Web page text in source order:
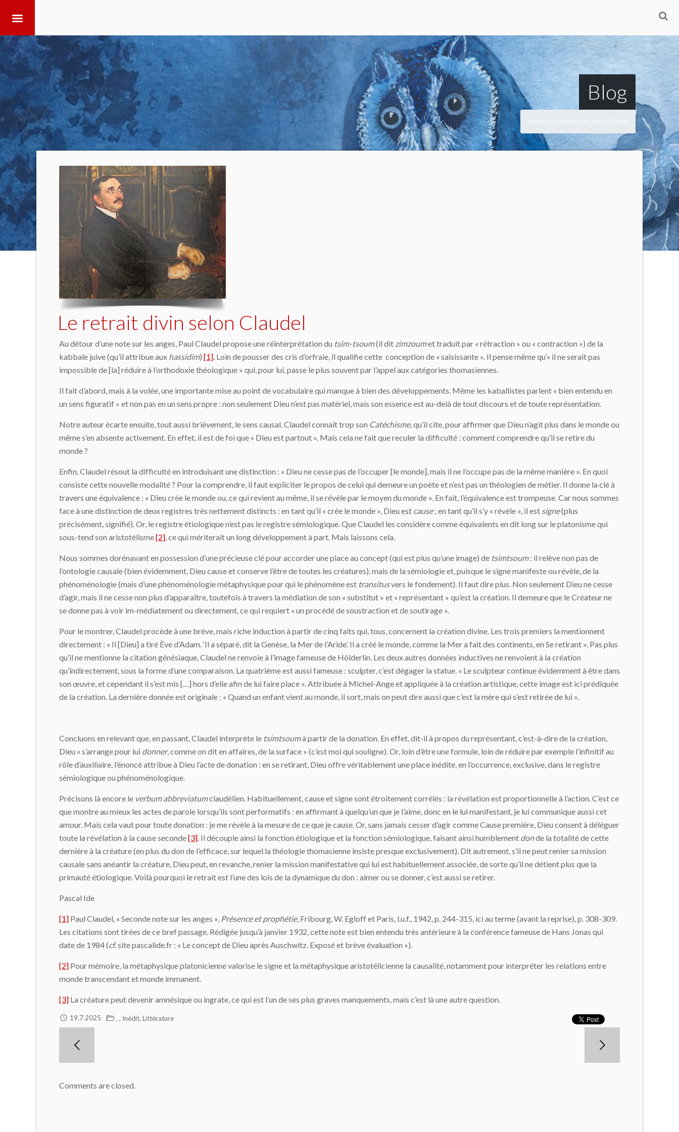
Blog
Le retrait divin selon Claudel
Au détour d’une note sur les anges, Paul Claudel propose une réinterprétation du tsim-tsoum(il dit zimzoumet traduit par « rétraction » ou « contraction ») de la
kabbale juive (qu’il attribue aux hassidim) [1]. Loin de pousser des cris d’orfraie, il qualifie cette conception de « saisissante ». Il pense même qu’« il ne serait pas
impossible de [la] réduire à l’orthodoxie théologique » qui, pour lui, passe le plus souvent par l’appel aux catégories thomasiennes.
Il fait d’abord, mais à la volée, une importante mise au point de vocabulaire qui manque à bien des développements. Même les kaballistes parlent « bien entendu en
un sens figuratif » et non pas en un sens propre : non seulement Dieu n’est pas matériel, mais son essence est au-delà de tout discours et de toute représentation.
Notre auteur écarte ensuite, tout aussi brièvement, le sens causal. Claudel connaît trop son Catéchisme, qu’il cite, pour affirmer que Dieu n’agit plus dans le monde ou
même s’en absente activement. En effet, il est de foi que « Dieu est partout ». Mais cela ne fait que reculer la difficulté : comment comprendre qu’il se retire du
monde ?
Enfin, Claudel résout la difficulté en introduisant une distinction : « Dieu ne cesse pas de l’occuper [le monde], mais il ne l’occupe pas de la même manière ». En quoi
consiste cette nouvelle modalité ? Pour la comprendre, il faut expliciter le propos de celui qui demeure un poète et n’est pas un théologien de métier. Il donne la clé à
travers une équivalence : « Dieu crée le monde ou, ce qui revient au même, il se révèle par le moyen du monde ». En fait, l’équivalence est trompeuse. Car nous sommes
face à une distinction de deux registres très nettement distincts : en tant qu’il « crée le monde », Dieu est cause; en tant qu’il s’y « révèle », il est signe(plus
précisément, signifié). Or, le registre étiologique n’est pas le registre sémiologique. Que Claudel les considère comme équivalents en dit long sur le platonisme qui
sous-tend son aristotélisme[2], ce qui mériterait un long développement à part. Mais laissons cela.
Nous sommes dorénavant en possession d’une précieuse clé pour accorder une place au concept (qui est plus qu’une image) de tsimtsoum: il relève non pas de
l’ontologie causale (bien évidemment, Dieu cause et conserve l’être de toutes les créatures), mais de la sémiologie et, puisque le signe manifeste ou révèle, de la
phénoménologie (mais d’une phénoménologie métaphysique pour qui le phénomène est transitusvers le fondement). Il faut dire plus. Non seulement Dieu ne cesse
d’agir, mais il ne cesse non plus d’apparaître, toutefois à travers la médiation de son « substitut » et « représentant » qu’est la création. Il demeure que le Créateur ne
se donne pas à voir im-médiatement ou directement, ce qui requiert « un procédé de soustraction et de soutirage ».
Pour le montrer, Claudel procède à une brève, mais riche induction à partir de cinq faits qui, tous, concernent la création divine. Les trois premiers la mentionnent
directement : « Il [Dieu] a tiré Ève d’Adam. ‘Il a séparé, dit la Genèse, la Mer de l’Aride’. Il a créé le monde, comme la Mer a fait des continents, en Se retirant ». Pas plus
qu’il ne mentionne la citation génésiaque, Claudel ne renvoie à l’image fameuse de Hölderlin. Les deux autres données inductives ne renvoient à la création
qu’indirectement, sous la forme d’une comparaison. La quatrième est aussi fameuse : sculpter, c’est dégager la statue. « Le sculpteur continue évidemment à être dans
son œuvre, et cependant il s’est mis […] hors d’elle afin de lui faire place ». Attribuée à Michel-Ange et appliquée à la création artistique, cette image est ici prédiquée
de la création. La dernière donnée est originale : « Quand un enfant vient au monde, il sort, mais on peut dire aussi que c’est la mère qui s’est retirée de lui ».
Concluons en relevant que, en passant, Claudel interprète le tsimtsoumà partir de la donation. En effet, dit-il à propos du représentant, c’est-à-dire de la création,
Dieu « s’arrange pour lui donner, comme on dit en affaires, de la surface » (c’est moi qui souligne). Or, loin d’être une formule, loin de réduire par exemple l’infinitif au
rôle d’auxiliaire, l’énoncé attribue à Dieu l’acte de donation : en se retirant, Dieu offre véritablement une place inédite, en l’occurrence, exclusive, dans le registre
sémiologique ou phénoménologique.
Précisons là encore le verbum abbreviatumclaudélien. Habituellement, cause et signe sont étroitement corrélés : la révélation est proportionnelle à l’action. C’est ce
que montre au mieux les actes de parole lorsqu’ils sont performatifs : en affirmant à quelqu’un que je l’aime, donc en le lui manifestant, je lui communique aussi cet
amour. Mais cela vaut pour toute donation : je me révèle à la mesure de ce que je cause. Or, sans jamais cesser d’agir comme Cause première, Dieu consent à déléguer
toute la révélation à la cause seconde[3]. Il découple ainsi la fonction étiologique et la fonction sémiologique, faisant ainsi humblement donde la totalité de cette
dernière à la créature (en plus du don de l’efficace, sur lequel la théologie thomasienne insiste presque exclusivement). Dit autrement, s’il ne peut renier sa mission
causale sans anéantir la créature, Dieu peut, en revanche, renier la mission manifestative qui lui est habituellement associée, de sorte qu’il ne détient plus que la
primauté étiologique. Voilà pourquoi le retrait est l’une des lois de la dynamique du don : aimer ou se donner, c’est aussi se retirer.
Pascal Ide
[1] Paul Claudel, « Seconde note sur les anges », Présence et prophétie, Fribourg, W. Egloff et Paris, l.u.f., 1942, p. 244-315, ici au terme (avant la reprise), p. 308-309.
Les citations sont tirées de ce bref passage. Rédigée jusqu’à janvier 1932, cette note est bien entendu très antérieure à la conférence fameuse de Hans Jonas qui
date de 1984 (cf. site pascalide.fr : « Le concept de Dieu après Auschwitz. Exposé et brève évaluation »).
[2] Pour mémoire, la métaphysique platonicienne valorise le signe et la métaphysique aristotélicienne la causalité, notamment pour interpréter les relations entre
monde transcendant et monde immanent.
[3] La créature peut devenir amnésique ou ingrate, ce qui est l’un de ses plus graves manquements, mais c’est là une autre question.
19.7.2025 , , Inédit, Littérature
Comments are closed.